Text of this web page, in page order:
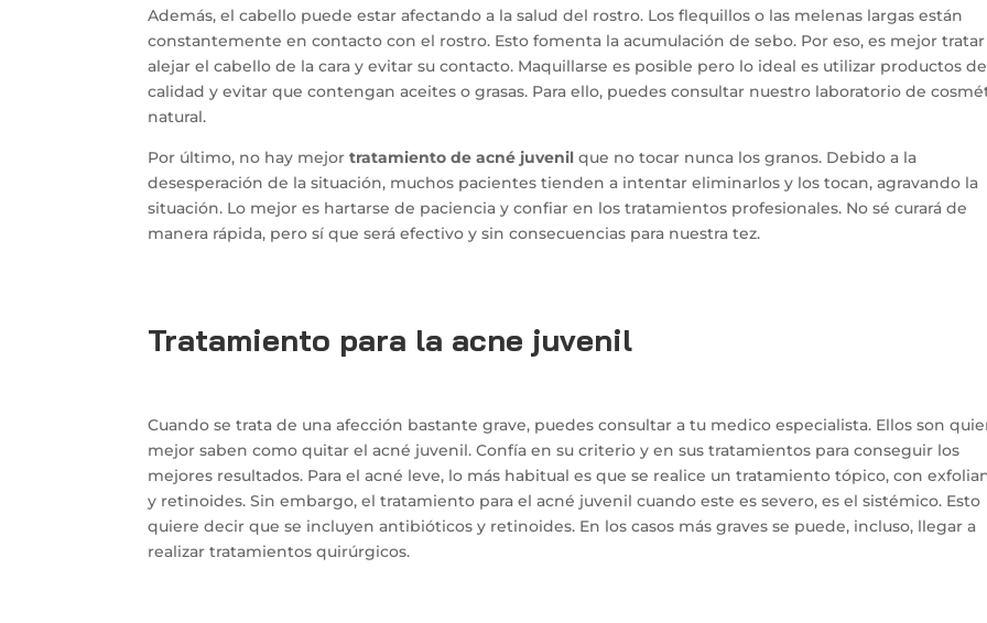
Además, el cabello puede estar afectando a la salud del rostro. Los flequillos o las melenas largas están
constantemente en contacto con el rostro. Esto fomenta la acumulación de sebo. Por eso, es mejor
alejar el cabello de la cara y evitar su contacto. Maquillarse es posible pero lo ideal es utilizar productos de
calidad y evitar que contengan aceites o grasas. Para ello, puedes consultar nuestro laboratorio de
natural.
Por último, no hay mejortratamiento de acné juvenil que no tocar nunca los granos. Debido a la
desesperación de la situación, muchos pacientes tienden a intentar eliminarlos y los tocan, agravando la
situación. Lo mejor es hartarse de paciencia y confiar en los tratamientos profesionales. No sé curará de
manera rápida, pero sí que será efectivo y sin consecuencias para nuestra tez.
Tratamiento para la acne juvenil
Cuando se trata de una afección bastante grave, puedes consultar a tu medico especialista. Ellos son
mejor saben como quitar el acné juvenil. Confía en su criterio y en sus tratamientos para conseguir los
mejores resultados. Para el acné leve, lo más habitual es que se realice un tratamiento tópico, con
y retinoides. Sin embargo, el tratamiento para el acné juvenil cuando este es severo, es el sistémico. Esto
quiere decir que se incluyen antibióticos y retinoides. En los casos más graves se puede, incluso, llegar a
realizar tratamientos quirúrgicos.